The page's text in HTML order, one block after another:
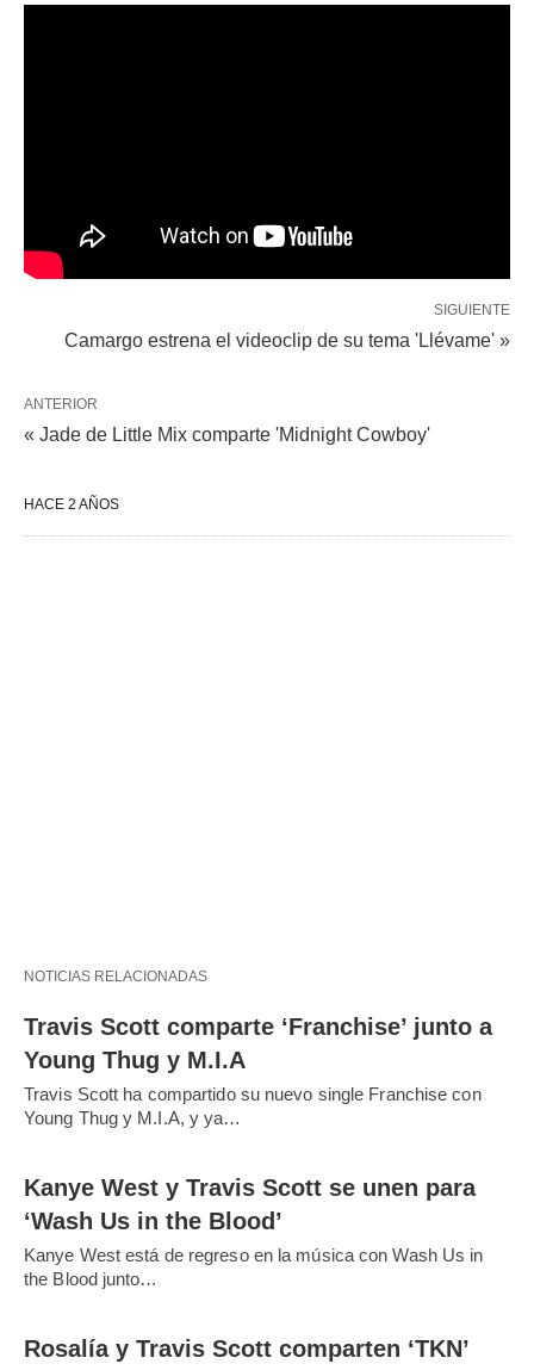
SIGUIENTE
Camargo estrena el videoclip de su tema 'Llévame' »
ANTERIOR
« Jade de Little Mix comparte 'Midnight Cowboy'
HACE 2 AÑOS
NOTICIAS RELACIONADAS
Travis Scott comparte ‘Franchise’ junto a
Young Thug y M.I.A
Travis Scott ha compartido su nuevo single Franchise con
Young Thug y M.I.A, y ya…
Kanye West y Travis Scott se unen para
‘Wash Us in the Blood’
Kanye West está de regreso en la música con Wash Us in
the Blood junto…
Rosalía y Travis Scott comparten ‘TKN’